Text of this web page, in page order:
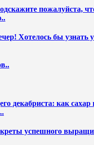
пожалуйста,
Хотелось бы узнать
декабриста: как сахар
успешного